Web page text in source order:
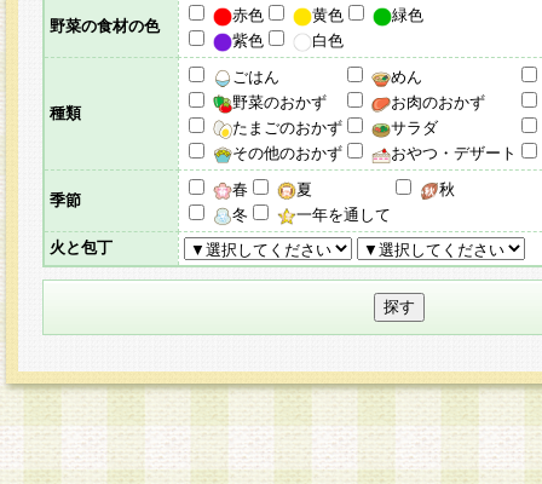
野菜の食材の色
赤色 黄色
緑色
紫色
白色
種類
ごはん
めん
野菜のおかず
お肉のおかず
たまごのおかず
サラダ
その他のおかず
おやつ・デザート
季節
春 夏
秋
冬
一年を通して
火と包丁